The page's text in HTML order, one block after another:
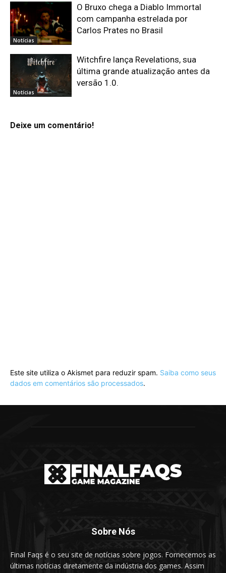
Notícias
O Bruxo chega a Diablo Immortal
com campanha estrelada por
Carlos Prates no Brasil
Notícias
Witchfire lança Revelations, sua
última grande atualização antes da
versão 1.0.
Deixe um comentário!
Este site utiliza o Akismet para reduzir spam. Saiba como seus
dados em comentários são processados.
Sobre Nós
Final Faqs é o seu site de notícias sobre jogos. Fornecemos as
últimas notícias diretamente da indústria dos games. Assim